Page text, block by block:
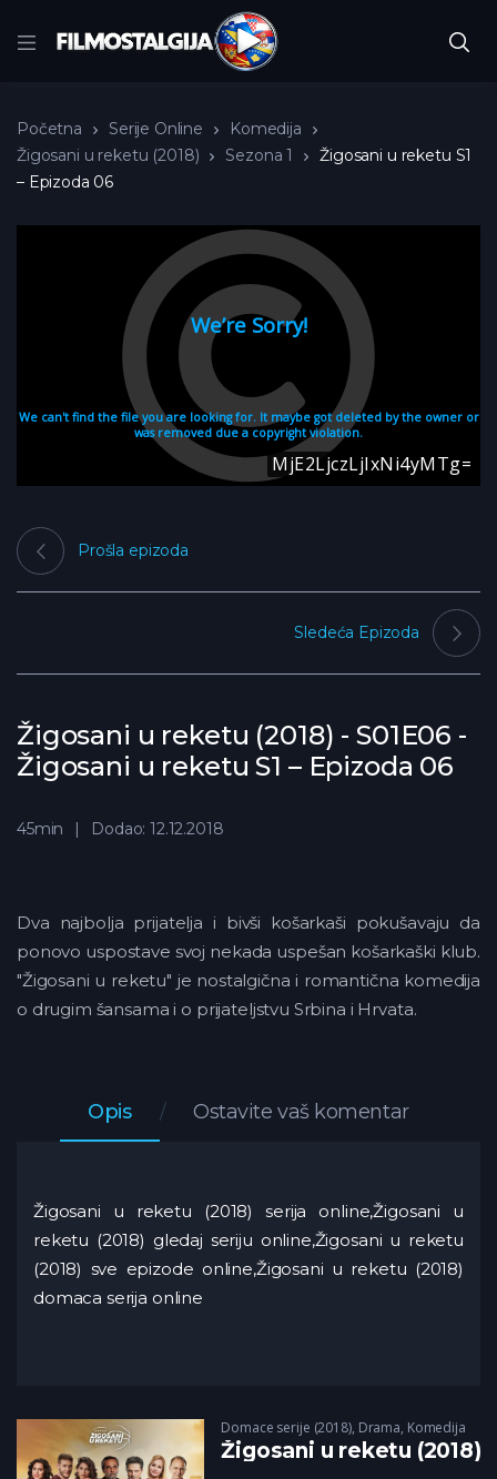
Početna Serije Online
Komedija
Žigosani u reketu (2018)
Sezona 1
Žigosani u reketu S1
– Epizoda 06
Žigosani u reketu (2018) - S01E06 -
Žigosani u reketu S1 – Epizoda 06
Prošla epizoda
Sledeća Epizoda
45min Dodao: 12.12.2018
Dva najbolja prijatelja i bivši košarkaši pokušavaju da
ponovo uspostave svoj nekada uspešan košarkaški klub.
"Žigosani u reketu" je nostalgična i romantična komedija
o drugim šansama i o prijateljstvu Srbina i Hrvata.
Opis Ostavite vaš komentar
Žigosani u reketu (2018) serija online,Žigosani u
reketu (2018) gledaj seriju online,Žigosani u reketu
(2018) sve epizode online,Žigosani u reketu (2018)
domaca serija online
Domace serije (2018), Drama, Komedija
Žigosani u reketu (2018)